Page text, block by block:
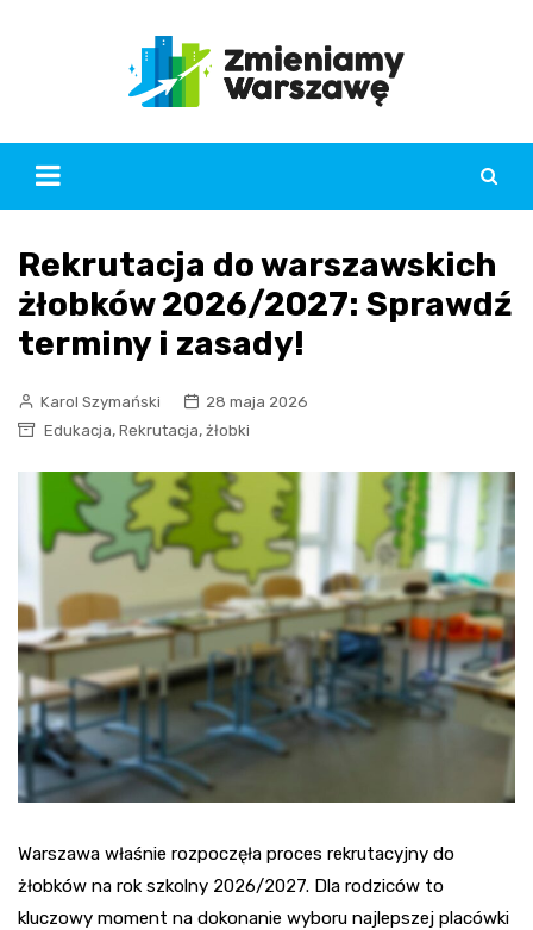
Rekrutacja do warszawskich
żłobków 2026/2027: Sprawdź
terminy i zasady!
Karol Szymański
28 maja 2026
Edukacja, Rekrutacja, żłobki
Warszawa właśnie rozpoczęła proces rekrutacyjny do
żłobków na rok szkolny 2026/2027. Dla rodziców to
kluczowy moment na dokonanie wyboru najlepszej placówki